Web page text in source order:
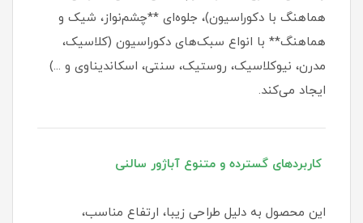
هماهنگ با دکوراسیون)، جلوه‌ای **چشم‌نواز، شیک و
هماهنگ** با انواع سبک‌های دکوراسیون (کلاسیک،
مدرن، نیوکلاسیک، روستیک، سنتی، اسکاندیناوی و ...)
ایجاد می‌کند.
کاربردهای گسترده و متنوع آباژور سالنی
این محصول به دلیل طراحی زیبا، ارتفاع مناسب،